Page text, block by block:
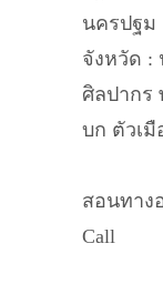
นครปฐม
จังหวัด :
ศิลปากร
บก ตัวเมื
สอนทาง
Call